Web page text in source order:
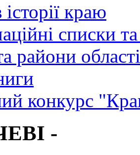
краю
списки
райони області
конкурс
-